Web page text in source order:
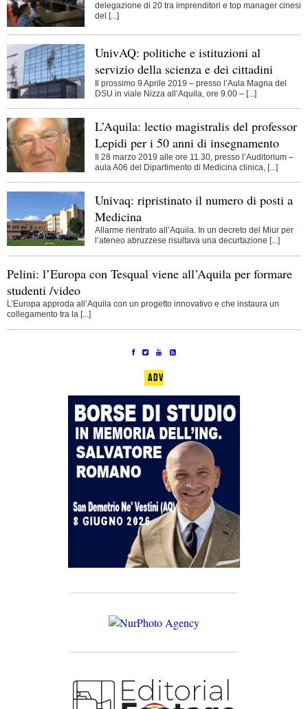
delegazione di 20 tra imprenditori e top manager cinesi
del [...]
UnivAQ: politiche e istituzioni al
servizio della scienza e dei cittadini
Il prossimo 9 Aprile 2019 – presso l’Aula Magna del
DSU in viale Nizza all’Aquila, ore 9.00 – [...]
L’Aquila: lectio magistralis del professor
Lepidi per i 50 anni di insegnamento
Il 28 marzo 2019 alle ore 11.30, presso l’Auditorium –
aula A06 del Dipartimento di Medicina clinica, [...]
Univaq: ripristinato il numero di posti a
Medicina
Allarme rientrato all’Aquila. In un decreto del Miur per
l’ateneo abruzzese risultava una decurtazione [...]
Pelini: l’Europa con Tesqual viene all’Aquila per formare
studenti /video
L’Europa approda all’Aquila con un progetto innovativo e che instaura un
collegamento tra la [...]
ADV